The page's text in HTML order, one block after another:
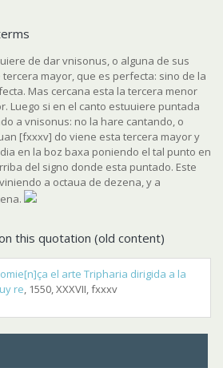
de dar vnisonus, o alguna de sus
mayor, que es perfecta: sino de la
Mas cercana esta la tercera menor
Luego si en el canto estuuiere puntada
a vnisonus: no la hare cantando, o
[fxxxv] do viene esta tercera mayor y
en la boz baxa poniendo el tal punto en
del signo donde esta puntado. Este
a octaua de dezena, y a
this quotation (old content)
el arte Tripharia dirigida a la
re, 1550, XXXVII, fxxxv